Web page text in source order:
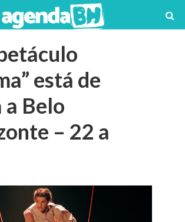
está de
Belo
– 22 a